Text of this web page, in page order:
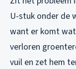
U-stuk onder de
want er komt
verloren
vuil en zet hem